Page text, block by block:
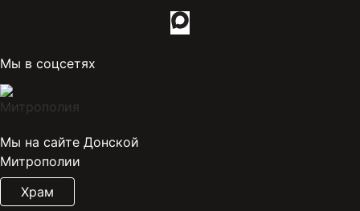
Мы в соцсетях
Мы на сайте Донской
Митрополии
Храм